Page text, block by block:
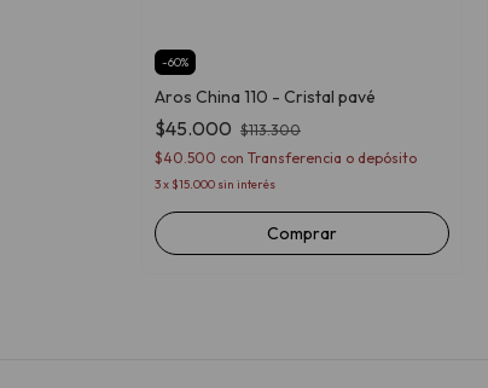
-60%
Aros China 110 - Cristal pavé
$45.000 $113.300
$40.500 con Transferencia o depósito
3x $15.000 sin interés